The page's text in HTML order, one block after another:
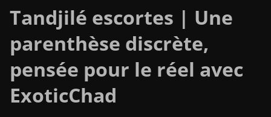
Tandjilé escortes | Une
parenthèse discrète,
pensée pour le réel avec
ExoticChad